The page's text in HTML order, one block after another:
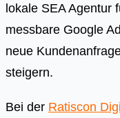
lokale SEA Agentur
messbare Google
neue
steigern.
Bei der Ratiscon